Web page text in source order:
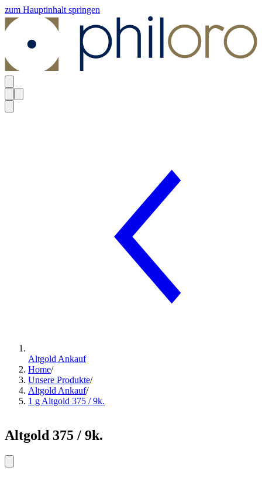
zum Hauptinhalt springen
Altgold Ankauf
Home/
Unsere Produkte/
Altgold Ankauf/
1 g Altgold 375 / 9k.
Altgold 375 / 9k.